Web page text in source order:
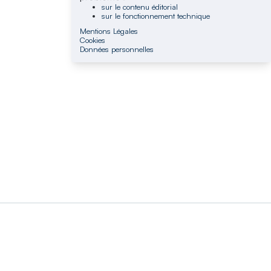
sur le contenu éditorial
sur le fonctionnement technique
Mentions Légales
Cookies
Données personnelles